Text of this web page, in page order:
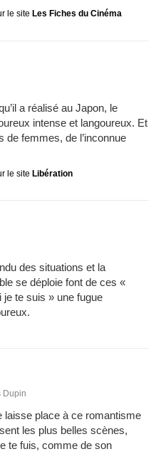
le site Les Fiches du Cinéma
a réalisé au Japon, le
intense et langoureux. Et
femmes, de l’inconnue
le site Libération
des situations et la
se déploie font de ces «
te suis » une fugue
Dupin
laisse place à ce romantisme
les plus belles scènes,
te fuis, comme de son